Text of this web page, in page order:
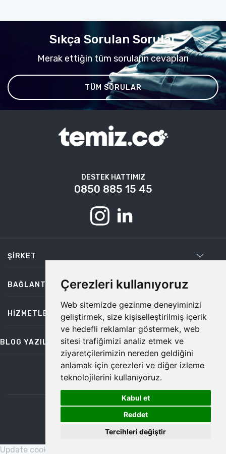
Çerezleri kullanıyoruz
Web sitemizde gezinme deneyiminizi
geliştirmek, size kişiselleştirilmiş içerik
ve hedefli reklamlar göstermek, web
sitesi trafiğimizi analiz etmek ve
ziyaretçilerimizin nereden geldiğini
anlamak için çerezleri ve diğer izleme
teknolojilerini kullanıyoruz.
Kabul et
Reddet
Tercihleri değiştir
Sıkça Sorulan Sorular
Merak ettiğin tüm soruların cevapları
TÜM SORULAR
DESTEK HATTIMIZ
0850 885 15 45
ŞIRKET
BAĞLANTILAR
HIZMETLER
BLOG YAZILARI
bilgi@temiz.co
©2026 Temiz, Her Hakkı Saklıdır.
Update cookies preferences